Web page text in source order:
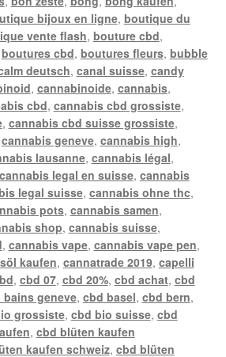
bijoux en ligne, boutique du
vente flash, bouture cbd,
boutures cbd, boutures fleurs, bubble
deutsch, canal suisse, candy
, cannabinoide, cannabis,
cbd, cannabis cbd grossiste,
, cannabis cbd suisse grossiste,
cannabis geneve, cannabis high,
lausanne, cannabis légal,
cannabis legal en suisse, cannabis
legal suisse, cannabis ohne thc,
pots, cannabis samen,
shop, cannabis suisse,
, cannabis vape, cannabis vape pen,
kaufen, cannatrade 2019, capelli
, cbd 07, cbd 20%, cbd achat, cbd
bains geneve, cbd basel, cbd bern,
grossiste, cbd bio suisse, cbd
, cbd blüten kaufen
kaufen schweiz, cbd blüten